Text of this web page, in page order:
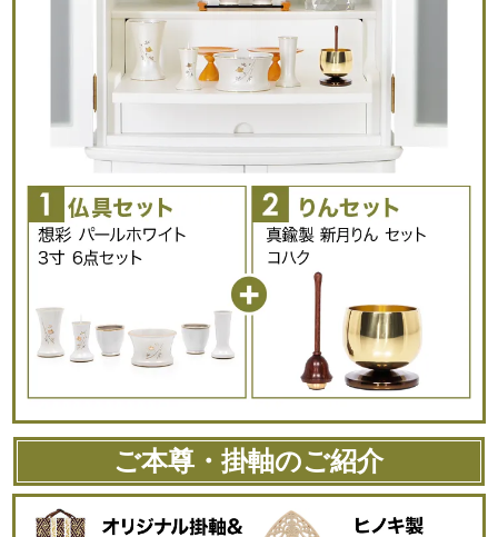
末長く使えます
伝統仏壇の精巧さ
熟練の職人が心を込めて丁寧に造り上げたお仏壇です。
古くから受け継がれた技法が、
細部まで美しい仕上がりを約束します。
ご本尊・掛軸のご紹介